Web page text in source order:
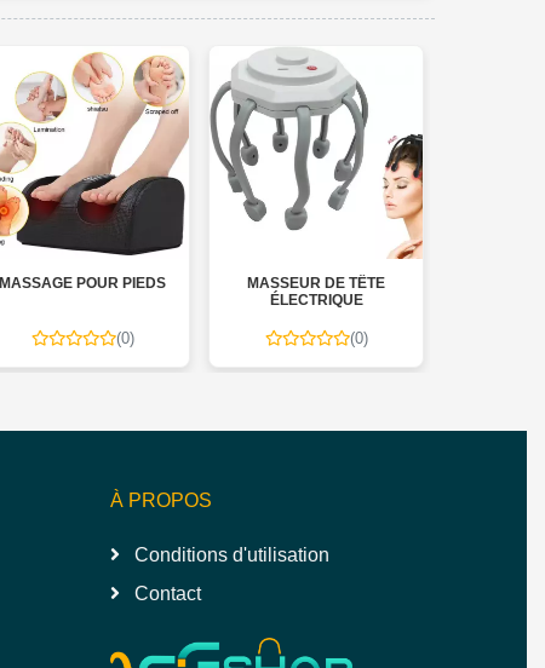
MASSAGE POUR PIEDS
(0)
MASSEUR DE TÊTE
ÉLECTRIQUE
(0)
À PROPOS
Conditions d'utilisation
Contact